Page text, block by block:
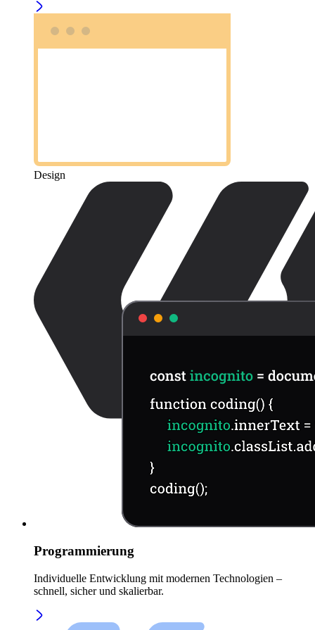
Design
Programmierung
Individuelle Entwicklung mit modernen Technologien –
schnell, sicher und skalierbar.